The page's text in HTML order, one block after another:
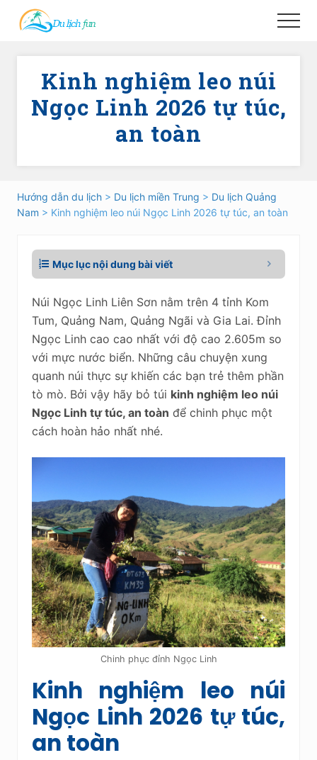
Menu
Menu
Kinh nghiệm leo núi
Ngọc Linh 2026 tự túc,
an toàn
Hướng dẫn du lịch > Du lịch miền Trung > Du lịch Quảng
Nam > Kinh nghiệm leo núi Ngọc Linh 2026 tự túc, an toàn
Mục lục nội dung bài viết
Núi Ngọc Linh Liên Sơn nằm trên 4 tỉnh Kom
Tum, Quảng Nam, Quảng Ngãi và Gia Lai. Đỉnh
Ngọc Linh cao cao nhất với độ cao 2.605m so
với mực nước biển. Những câu chuyện xung
quanh núi thực sự khiến các bạn trẻ thêm phần
tò mò. Bởi vậy hãy bỏ túi kinh nghiệm leo núi
Ngọc Linh tự túc, an toàn để chinh phục một
cách hoàn hảo nhất nhé.
Chinh phục đỉnh Ngọc Linh
Kinh nghiệm leo núi
Ngọc Linh 2026 tự túc,
an toàn